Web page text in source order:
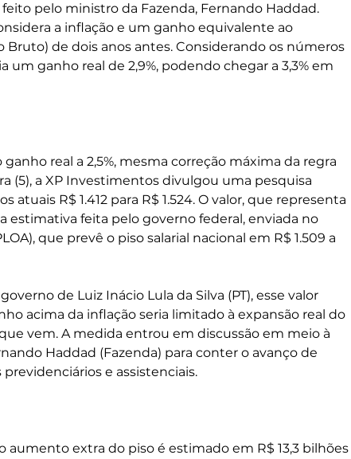
pelo ministro da Fazenda, Fernando Haddad.
a inflação e um ganho equivalente ao
de dois anos antes. Considerando os números
um ganho real de 2,9%, podendo chegar a 3,3% em
real a 2,5%, mesma correção máxima da regra
(5), a XP Investimentos divulgou uma pesquisa
R$ 1.412 para R$ 1.524. O valor, que representa
estimativa feita pelo governo federal, enviada no
que prevê o piso salarial nacional em R$ 1.509 a
de Luiz Inácio Lula da Silva (PT), esse valor
acima da inflação seria limitado à expansão real do
vem. A medida entrou em discussão em meio à
Haddad (Fazenda) para conter o avanço de
e assistenciais.
aumento extra do piso é estimado em R$ 13,3 bilhões